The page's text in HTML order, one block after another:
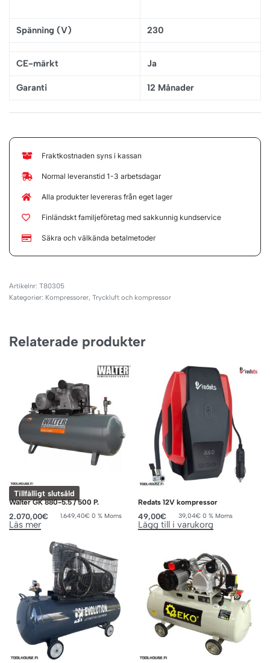
Spänning (V) 230
CE-märkt Ja
Garanti 12 Månader
Fraktkostnaden syns i kassan
Normal leveranstid 1-3 arbetsdagar
Alla produkter levereras från eget lager
Finländskt familjeföretag med sakkunnig kundservice
Säkra och välkända betalmetoder
T80305
Kategorier: Kompressorer, Tryckluft och kompressor
Relaterade produkter
Tillfälligt slutsåld
Walter GK 880-5.5 / 500 P.
2.070,00€ 1.649,40€ 0 % Moms
Läs mer
Redats 12V kompressor
49,00€ 39,04€ 0 % Moms
Lägg till i varukorg